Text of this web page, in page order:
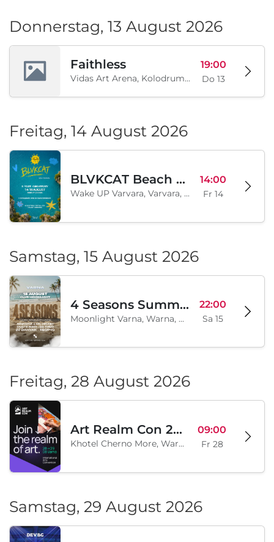
Donnerstag, 13 August 2026
Faithless
Vidas Art Arena, Kolodrum, Borisova gradina, Sofia, BG
19:00
Do 13
Freitag, 14 August 2026
BLVKCAT Beach Festival 2026, Wake up Varvara
Wake UP Varvara, Varvara, BG
14:00
Fr 14
Samstag, 15 August 2026
4 Seasons Summer Edition
Moonlight Varna, Warna, BG
22:00
Sa 15
Freitag, 28 August 2026
Art Realm Con 2026
Khotel Cherno More, Warna, BG
09:00
Fr 28
Samstag, 29 August 2026